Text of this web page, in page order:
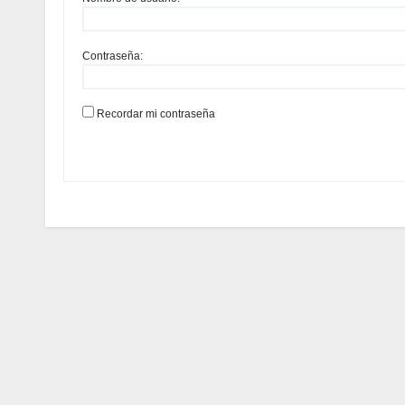
Contraseña:
Recordar mi contraseña